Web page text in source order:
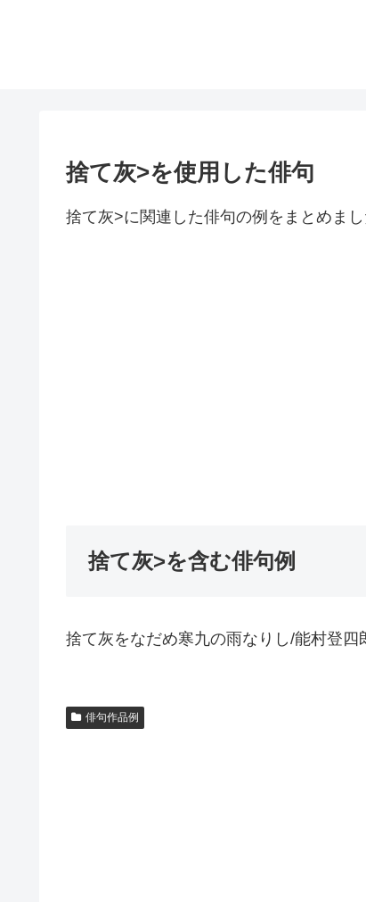
捨て灰>を使用した俳句
捨て灰>に関連した俳句の例をまとめまし
捨て灰>を含む俳句例
捨て灰をなだめ寒九の雨なりし/能村登四
俳句作品例